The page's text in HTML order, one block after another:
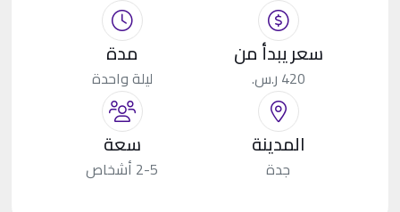
سعر يبدأ من
420 ر.س.
مدة
ليلة واحدة
المدينة
جدة
سعة
2-5 أشخاص